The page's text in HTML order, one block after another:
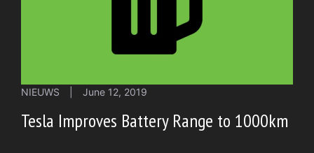
NIEUWS June 12, 2019
Tesla Improves Battery Range to 1000km